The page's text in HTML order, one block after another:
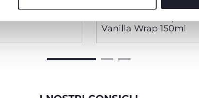
Vanilla Wrap 150ml